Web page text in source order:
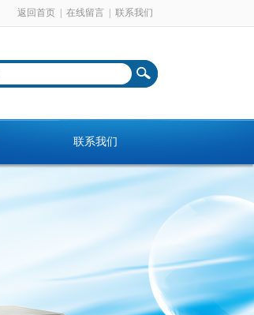
返回首页 在线留言 联系我们
联系我们